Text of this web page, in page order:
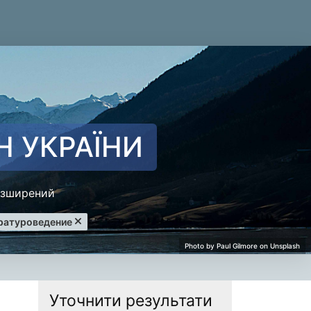
УКРАЇНИ
Уточнити результати